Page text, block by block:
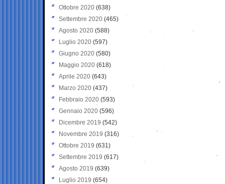
Ottobre 2020 (638)
Settembre 2020(465)
Agosto 2020 (588)
Luglio 2020 (597)
Giugno 2020 (580)
Maggio 2020 (618)
Aprile 2020 (643)
Marzo 2020 (437)
Febbraio 2020 (593)
Gennaio 2020 (596)
Dicembre 2019 (542)
Novembre 2019 (316)
Ottobre 2019 (631)
Settembre 2019 (617)
Agosto 2019 (639)
Luglio 2019 (654)